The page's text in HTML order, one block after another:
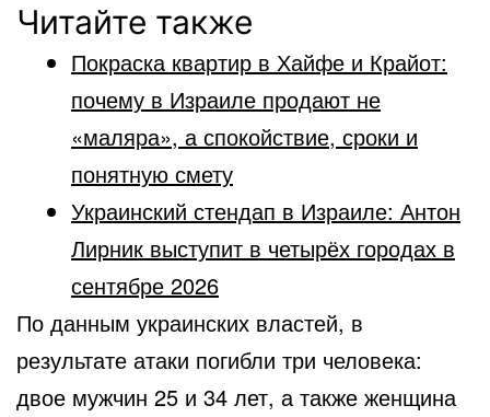
Читайте также
Покраска квартир в Хайфе и Крайот:
почему в Израиле продают не
«маляра», а спокойствие, сроки и
понятную смету
Украинский стендап в Израиле: Антон
Лирник выступит в четырёх городах в
сентябре 2026
По данным украинских властей, в
результате атаки погибли три человека:
двое мужчин 25 и 34 лет, а также женщина